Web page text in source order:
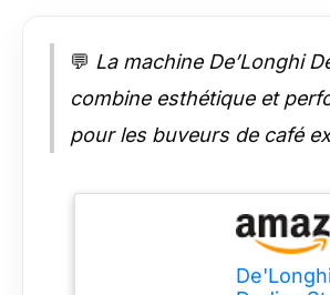
💬 La machine De’Longhi
combine esthétique et
pour les buveurs de café